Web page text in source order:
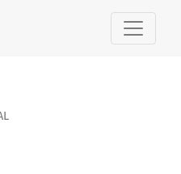
parenterais de